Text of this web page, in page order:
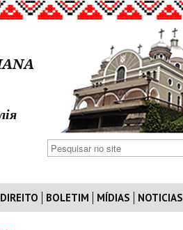
DIREITO BOLETIM MÍDIAS NOTICIAS